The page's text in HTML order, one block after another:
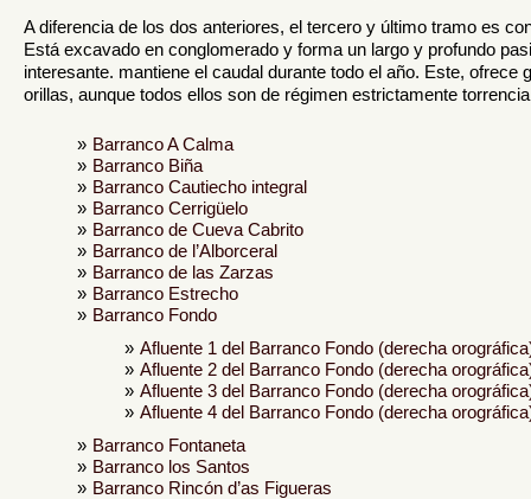
A diferencia de los dos anteriores, el tercero y último tramo es
Está excavado en conglomerado y forma un largo y profundo
interesante. mantiene el caudal durante todo el año. Este, ofrece
orillas, aunque todos ellos son de régimen estrictamente
Barranco A Calma
Barranco Biña
Barranco Cautiecho integral
Barranco Cerrigüelo
Barranco de Cueva Cabrito
Barranco de l’Alborceral
Barranco de las Zarzas
Barranco Estrecho
Barranco Fondo
Afluente 1 del Barranco Fondo (derecha
Afluente 2 del Barranco Fondo (derecha
Afluente 3 del Barranco Fondo (derecha
Afluente 4 del Barranco Fondo (derecha
Barranco Fontaneta
Barranco los Santos
Barranco Rincón d’as Figueras